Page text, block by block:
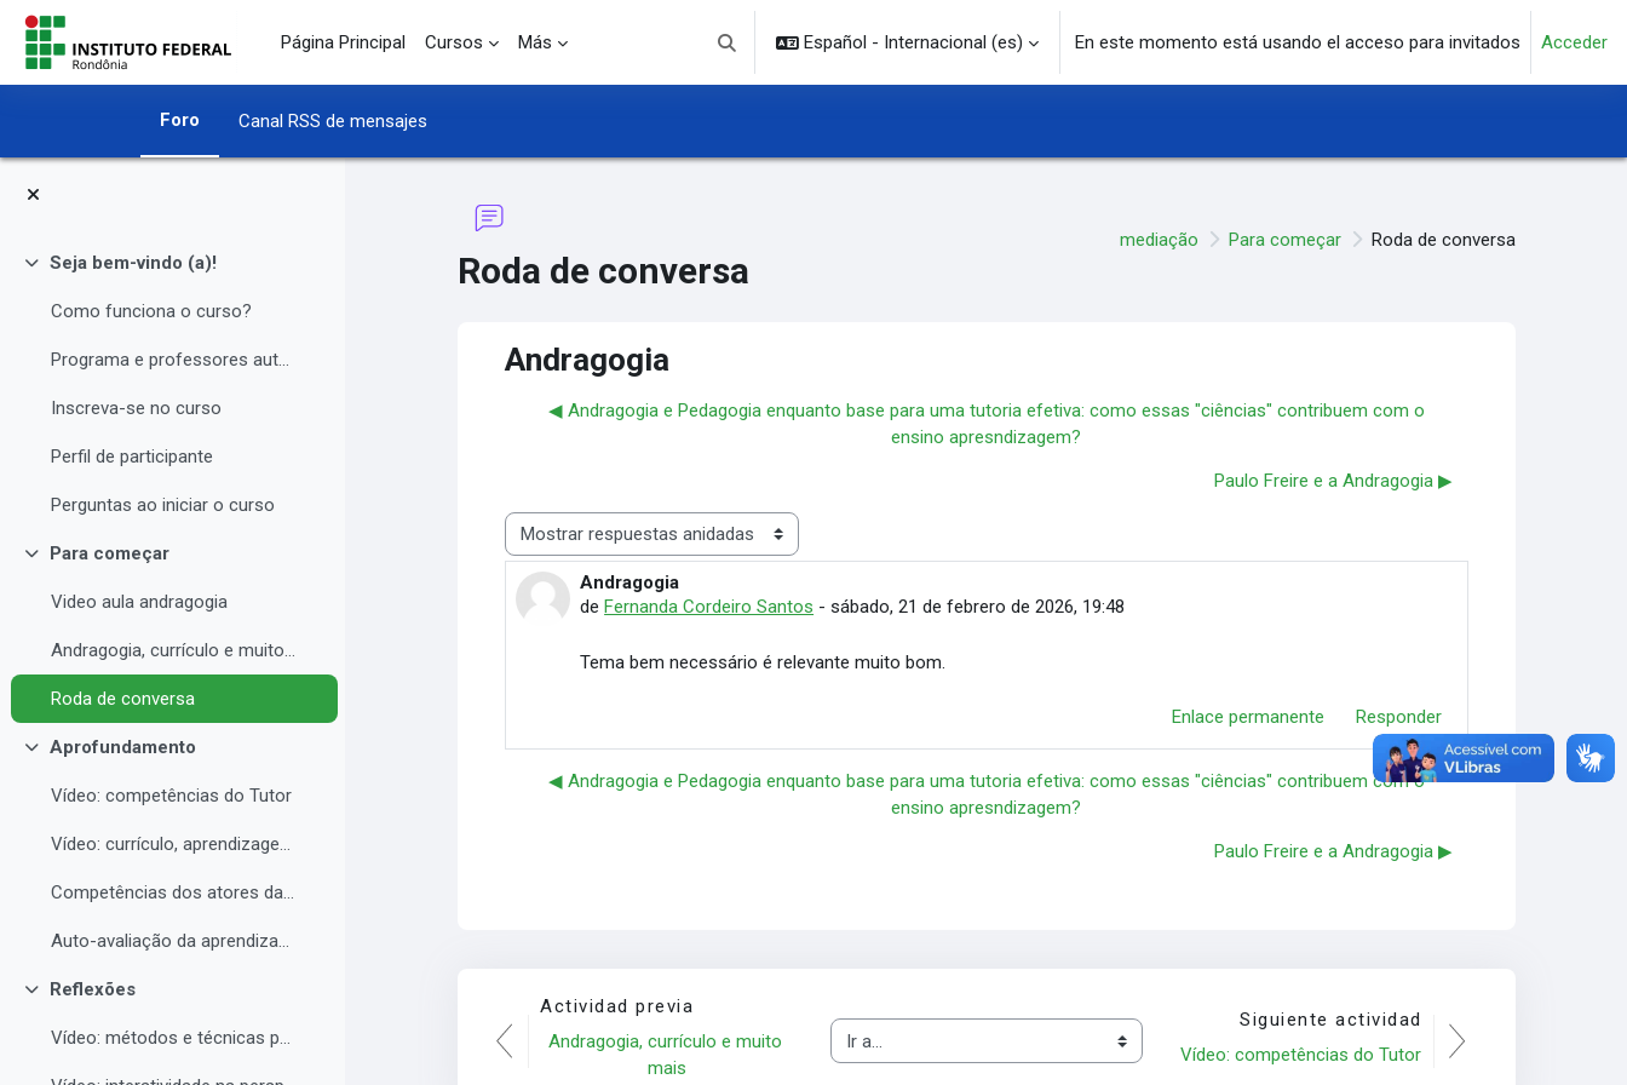
Salta al contenido principal
Página Principal
Cursos Más
Selector de búsqueda de entrada
Español - Internacional ‎(es)‎ En este momento está usando el acceso para invitados Acceder
Foro Canal RSS de mensajes
Colapsar
Seja bem-vindo (a)!
Como funciona o curso?
Programa e professores autores
Inscreva-se no curso
Perfil de participante
Perguntas ao iniciar o curso
Colapsar
Para começar
Video aula andragogia
Andragogia, currículo e muito mais
Roda de conversa
Colapsar
Aprofundamento
Vídeo: competências do Tutor
Vídeo: currículo, aprendizagem e docência para EAD
Competências dos atores da educação a distância professor, tutor e aluno
Auto-avaliação da aprendizagem
Colapsar
Reflexões
Vídeo: métodos e técnicas para EAD
Roda de conversa
mediação Para começar Roda de conversa
Andragogia
◀︎ Andragogia e Pedagogia enquanto base para uma tutoria efetiva: como essas "ciências" contribuem com o
ensino apresndizagem?
Paulo Freire e a Andragogia ▶︎
Mostrar modo
Andragogia
deFernanda Cordeiro Santos -sábado, 21 de febrero de 2026, 19:48
Número de respuestas: 0
Tema bem necessário é relevante muito bom.
Enlace permanente Responder
◀︎ Andragogia e Pedagogia enquanto base para uma tutoria efetiva: como essas "ciências" contribuem com o
ensino apresndizagem?
Paulo Freire e a Andragogia ▶︎
Actividad previa
Andragogia, currículo e muito
mais
Ir a...
Siguiente actividad
Vídeo: competências do Tutor